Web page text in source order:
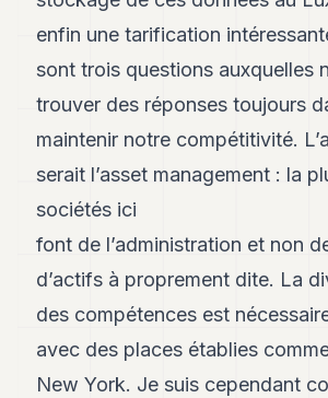
enfin une tarification
sont trois questions auxquelles
trouver des réponses toujours
maintenir notre compétitivité.
serait l’asset management : la
sociétés ici
font de l’administration et non
d’actifs à proprement dite. La
des compétences est
avec des places établies
New York. Je suis cependant